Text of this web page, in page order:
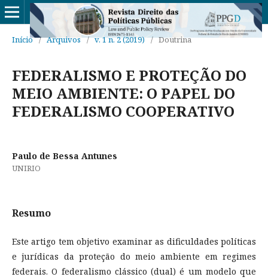
Início / Arquivos / v. 1 n. 2 (2019) / Doutrina
FEDERALISMO E PROTEÇÃO DO
MEIO AMBIENTE: O PAPEL DO
FEDERALISMO COOPERATIVO
Paulo de Bessa Antunes
UNIRIO
Resumo
Este artigo tem objetivo examinar as dificuldades políticas
e jurídicas da proteção do meio ambiente em regimes
federais. O federalismo clássico (dual) é um modelo que